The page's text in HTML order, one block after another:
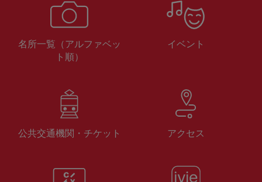
名所一覧（アルファベッ
ト順）
イベント
公共交通機関・チケット アクセス